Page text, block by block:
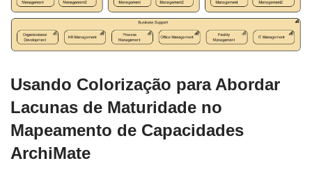
Usando Colorização para Abordar
Lacunas de Maturidade no
Mapeamento de Capacidades
ArchiMate